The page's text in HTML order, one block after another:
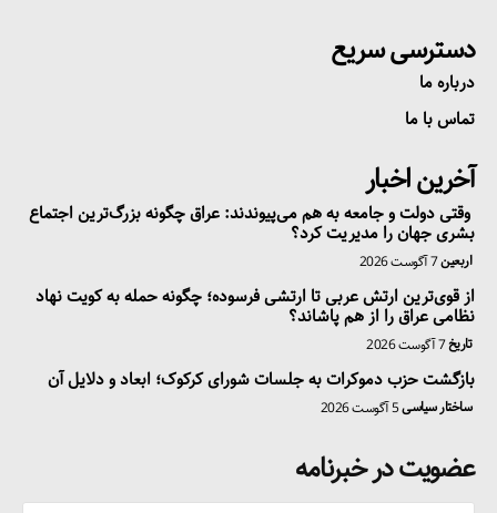
دسترسی سریع
درباره ما
تماس با ما
آخرین اخبار
وقتی دولت و جامعه به هم می‌پیوندند: عراق چگونه بزرگ‌ترین اجتماع
بشری جهان را مدیریت کرد؟
اربعین7 آگوست 2026
از قوی‌ترین ارتش عربی تا ارتشی فرسوده؛ چگونه حمله به کویت نهاد
نظامی عراق را از هم پاشاند؟
تاریخ7 آگوست 2026
بازگشت حزب دموکرات به جلسات شورای کرکوک؛ ابعاد و دلایل آن
ساختار سیاسی5 آگوست 2026
عضویت در خبرنامه